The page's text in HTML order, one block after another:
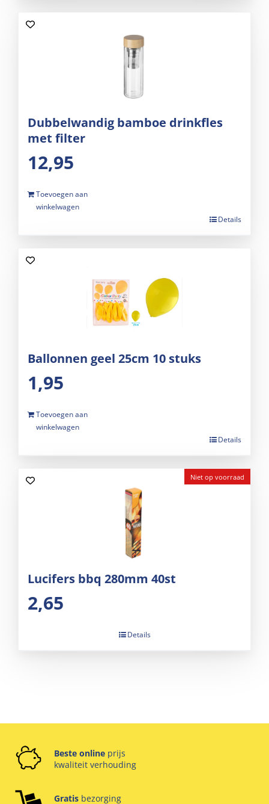
Dubbelwandig bamboe drinkfles
met filter
12,95
Toevoegen aan
winkelwagen
Details
Ballonnen geel 25cm 10 stuks
1,95
Toevoegen aan
winkelwagen
Details
Niet op voorraad
Lucifers bbq 280mm 40st
2,65
Details
Beste online prijs
kwaliteit verhouding
Gratis bezorging